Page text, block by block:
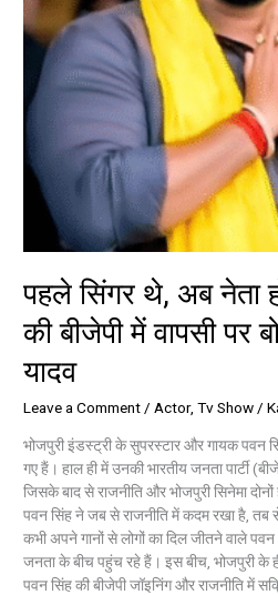
पहले सिंगर थे, अब नेता
की बीजेपी में वापसी पर
यादव
Leave a Comment/Actor,Tv Show/
भोजपुरी इंडस्ट्री के सुपरस्टार और गायक पवन
गए हैं। हाल ही में उनकी भारतीय जनता पार्टी
जिसके बाद से राजनीति और भोजपुरी सिनेमा
पवन सिंह ने जब से राजनीति में कदम रखा है, तब
कभी अपने गानों से लोगों का दिल जीतने वाले
जनता के बीच पहुंच रहे हैं। इस बीच, भोजपुरी के
पवन सिंह की बीजेपी जॉइनिंग और राजनीति में
सिंह
की
बीजेपी
वापसी
बोले
खेसारी
लाल